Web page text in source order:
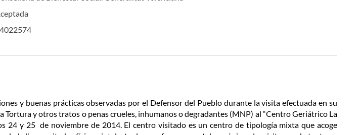
y buenas prácticas observadas por el Defensor del Pueblo durante la visita efectuada en su
Tortura y otros tratos o penas crueles, inhumanos o degradantes (MNP) al “Centro Geriátrico La
24 y 25 de noviembre de 2014. El centro visitado es un centro de tipología mixta que acoge